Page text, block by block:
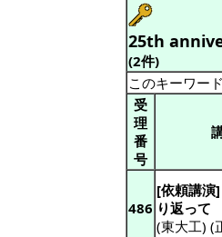
25th
(2件)
このキーワー
受
理
番
号
486
[依頼講演
り返って
(東大工) (